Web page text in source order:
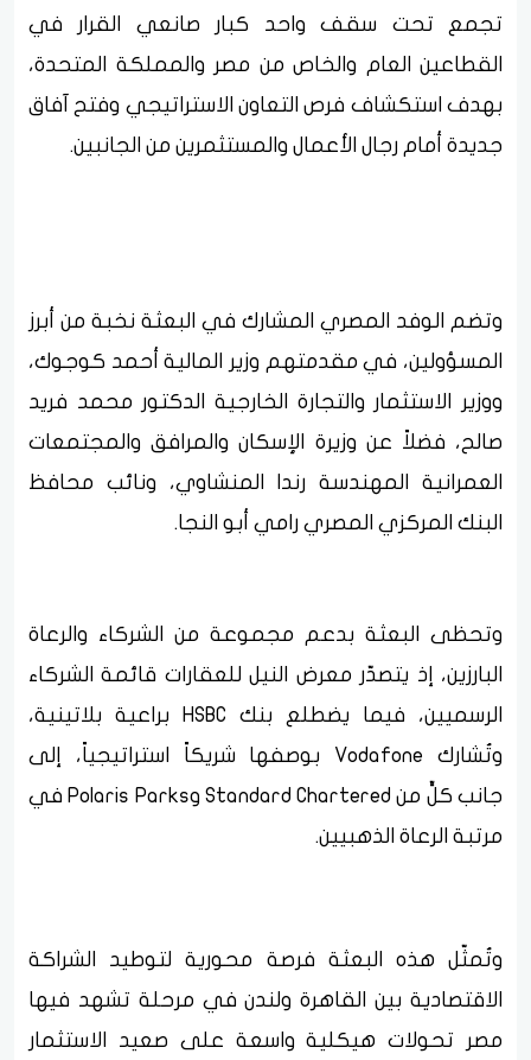
تجمع تحت سقف واحد كبار صانعي القرار في
القطاعين العام والخاص من مصر والمملكة المتحدة،
بهدف استكشاف فرص التعاون الاستراتيجي وفتح آفاق
جديدة أمام رجال الأعمال والمستثمرين من الجانبين.
وتضم الوفد المصري المشارك في البعثة نخبة من أبرز
المسؤولين، في مقدمتهم وزير المالية أحمد كوجوك،
ووزير الاستثمار والتجارة الخارجية الدكتور محمد فريد
صالح، فضلاً عن وزيرة الإسكان والمرافق والمجتمعات
العمرانية المهندسة رندا المنشاوي، ونائب محافظ
البنك المركزي المصري رامي أبو النجا.
وتحظى البعثة بدعم مجموعة من الشركاء والرعاة
البارزين، إذ يتصدّر معرض النيل للعقارات قائمة الشركاء
الرسميين، فيما يضطلع بنك HSBC براعية بلاتينية،
وتُشارك Vodafone بوصفها شريكاً استراتيجياً، إلى
جانب كلٍّ من Standard Chartered وPolaris Parks في
مرتبة الرعاة الذهبيين.
وتُمثّل هذه البعثة فرصة محورية لتوطيد الشراكة
الاقتصادية بين القاهرة ولندن في مرحلة تشهد فيها
مصر تحولات هيكلية واسعة على صعيد الاستثمار